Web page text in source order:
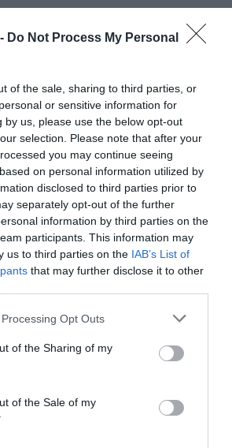
Do Not Process My Personal
of the sale, sharing to third parties, or
or sensitive information for
by us, please use the below opt-out
selection. Please note that after your
you may continue seeing
on personal information utilized by
disclosed to third parties prior to
separately opt-out of the further
information by third parties on the
participants. This information may
us to third parties on the IAB’s List of
that may further disclose it to other
Opt Outs
of the Sharing of my
of the Sale of my
Las farmacias de Castilla y León
presentan el plan FARMADCYL para
Noticias y novedades
Redacción
18/10/2019
La mitad de los pacientes polimedicados de
la Comunidad de Castilla y León no toman la
medicación adecuada, bien sea por exceso o
por defecto. Esta realidad ha llevado a las
farmacias de la Comunidad a diseñar un plan
de adherencia que se presentó ayer en el XI
Congreso Farmacéutico de Castilla y León,
organizado por el CONCYL-Consejo de
Colegios Profesionales de Farmacéuticos de
Castilla y León.
ofrece a Sanidad su valor sanitario y
su amplia presencia en el medio
rural
Noticias y novedades
Redacción
celebración del XI Congreso Farmacéutico
de Castilla y León, una cita bienal que en esta